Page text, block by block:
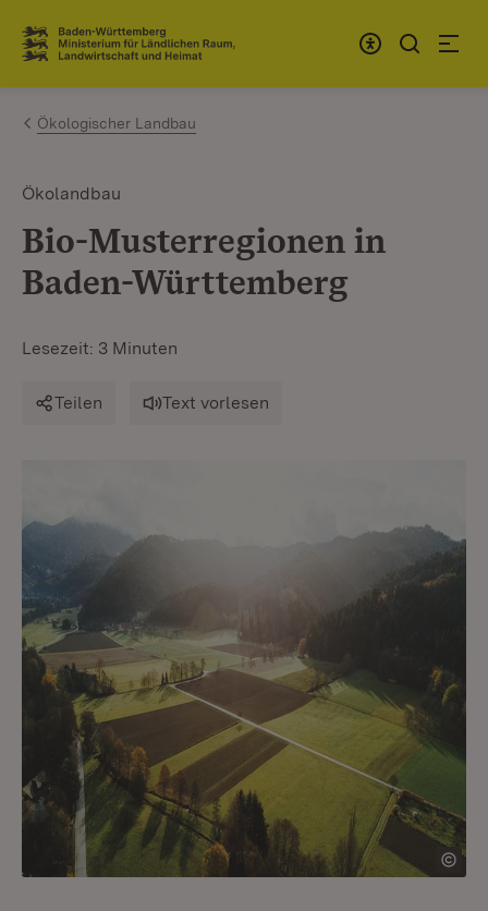
Zum Inhalt springen
Link zur Startseite
Ökologischer Landbau
Ökolandbau
Bio-Musterregionen in
Baden-Württemberg
Lesezeit: 3 Minuten
Teilen Text vorlesen